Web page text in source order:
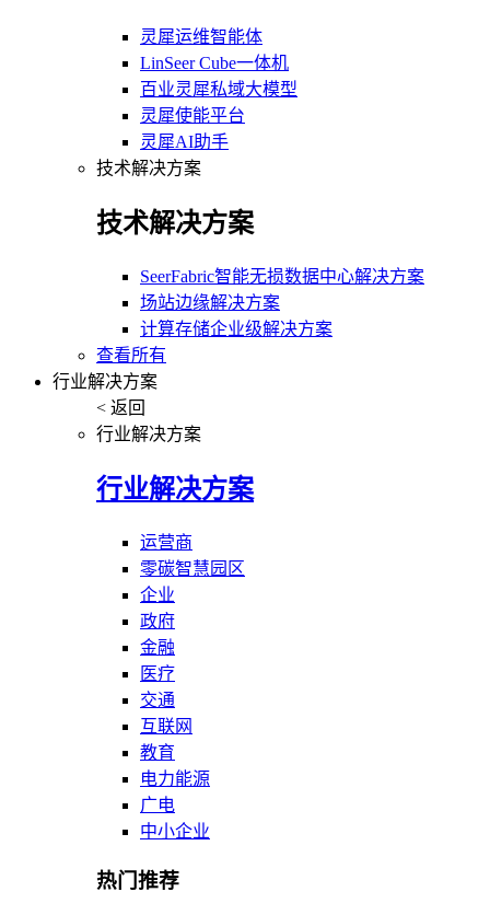
灵犀运维智能体
LinSeer Cube一体机
百业灵犀私域大模型
灵犀使能平台
灵犀AI助手
技术解决方案
技术解决方案
SeerFabric智能无损数据中心解决方案
场站边缘解决方案
计算存储企业级解决方案
查看所有
行业解决方案
< 返回
行业解决方案
行业解决方案
运营商
零碳智慧园区
企业
政府
金融
医疗
交通
互联网
教育
电力能源
广电
中小企业
热门推荐